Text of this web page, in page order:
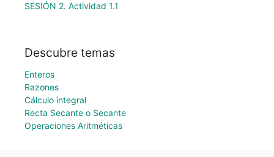
SESIÓN 2. Actividad 1.1
Descubre temas
Enteros
Razones
Cálculo integral
Recta Secante o Secante
Operaciones Aritméticas